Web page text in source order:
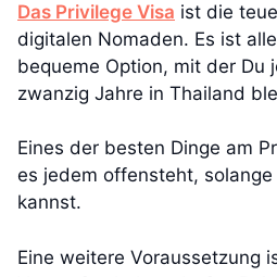
Das Privilege Visa ist die
digitalen Nomaden. Es ist
bequeme Option, mit der Du
zwanzig Jahre in Thailand
Eines der besten Dinge am
es jedem offensteht, solange
kannst.
Eine weitere Voraussetzung